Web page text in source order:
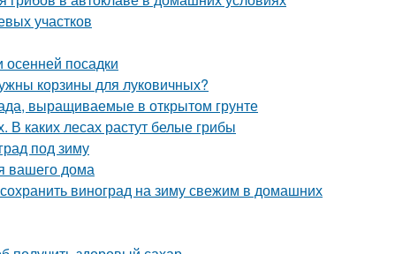
участков
осенней посадки
корзины для луковичных?
выращиваемые в открытом грунте
В каких лесах растут белые грибы
под зиму
вашего дома
виноград на зиму свежим в домашних